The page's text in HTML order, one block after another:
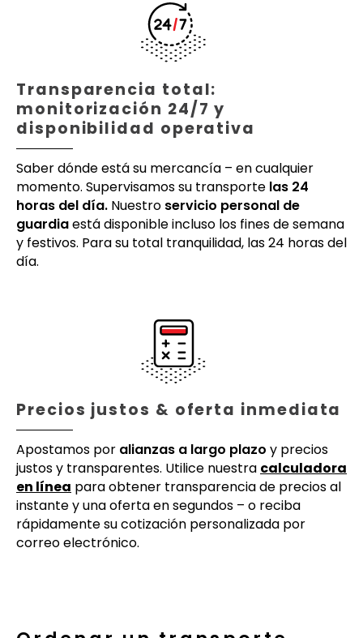
Transparencia total:
monitorización 24/7 y
disponibilidad operativa
Saber dónde está su mercancía – en cualquier
momento. Supervisamos su transporte las 24
horas del día. Nuestro servicio personal de
guardiaestá disponible incluso los fines de semana
y festivos. Para su total tranquilidad, las 24 horas del
día.
Precios justos & oferta inmediata
Apostamos por alianzas a largo plazo y precios
justos y transparentes. Utilice nuestra calculadora
en línea para obtener transparencia de precios al
instante y una oferta en segundos – o reciba
rápidamente su cotización personalizada por
correo electrónico.